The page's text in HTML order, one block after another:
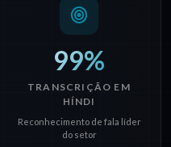
99%
TRANSCRIÇÃO EM
HÍNDI
Reconhecimento de fala líder
do setor